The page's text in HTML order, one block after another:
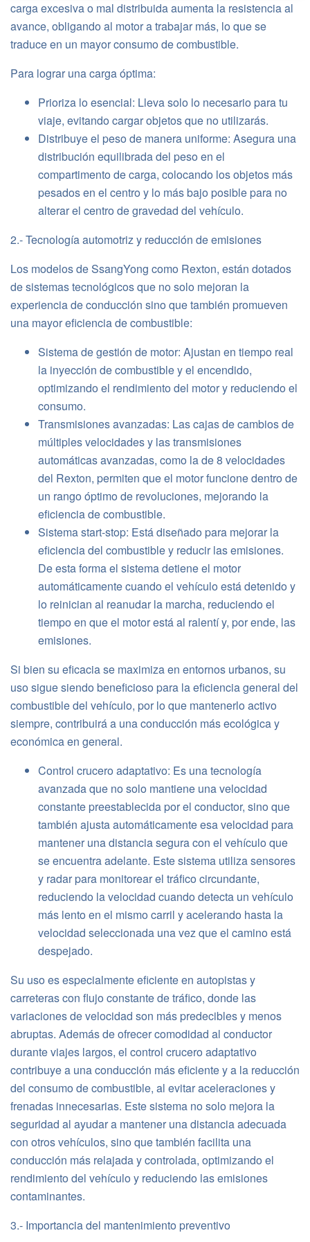
carga excesiva o mal distribuida aumenta la resistencia al
avance, obligando al motor a trabajar más, lo que se
traduce en un mayor consumo de combustible.
Para lograr una carga óptima:
Prioriza lo esencial: Lleva solo lo necesario para tu
viaje, evitando cargar objetos que no utilizarás.
Distribuye el peso de manera uniforme: Asegura una
distribución equilibrada del peso en el
compartimento de carga, colocando los objetos más
pesados en el centro y lo más bajo posible para no
alterar el centro de gravedad del vehículo.
2.- Tecnología automotriz y reducción de emisiones
Los modelos de SsangYong como Rexton, están dotados
de sistemas tecnológicos que no solo mejoran la
experiencia de conducción sino que también promueven
una mayor eficiencia de combustible:
Sistema de gestión de motor: Ajustan en tiempo real
la inyección de combustible y el encendido,
optimizando el rendimiento del motor y reduciendo el
consumo.
Transmisiones avanzadas: Las cajas de cambios de
múltiples velocidades y las transmisiones
automáticas avanzadas, como la de 8 velocidades
del Rexton, permiten que el motor funcione dentro de
un rango óptimo de revoluciones, mejorando la
eficiencia de combustible.
Sistema start-stop: Está diseñado para mejorar la
eficiencia del combustible y reducir las emisiones.
De esta forma el sistema detiene el motor
automáticamente cuando el vehículo está detenido y
lo reinician al reanudar la marcha, reduciendo el
tiempo en que el motor está al ralentí y, por ende, las
emisiones.
Si bien su eficacia se maximiza en entornos urbanos, su
uso sigue siendo beneficioso para la eficiencia general del
combustible del vehículo, por lo que mantenerlo activo
siempre, contribuirá a una conducción más ecológica y
económica en general.
Control crucero adaptativo: Es una tecnología
avanzada que no solo mantiene una velocidad
constante preestablecida por el conductor, sino que
también ajusta automáticamente esa velocidad para
mantener una distancia segura con el vehículo que
se encuentra adelante. Este sistema utiliza sensores
y radar para monitorear el tráfico circundante,
reduciendo la velocidad cuando detecta un vehículo
más lento en el mismo carril y acelerando hasta la
velocidad seleccionada una vez que el camino está
despejado.
Su uso es especialmente eficiente en autopistas y
carreteras con flujo constante de tráfico, donde las
variaciones de velocidad son más predecibles y menos
abruptas. Además de ofrecer comodidad al conductor
durante viajes largos, el control crucero adaptativo
contribuye a una conducción más eficiente y a la reducción
del consumo de combustible, al evitar aceleraciones y
frenadas innecesarias. Este sistema no solo mejora la
seguridad al ayudar a mantener una distancia adecuada
con otros vehículos, sino que también facilita una
conducción más relajada y controlada, optimizando el
rendimiento del vehículo y reduciendo las emisiones
contaminantes.
3.- Importancia del mantenimiento preventivo